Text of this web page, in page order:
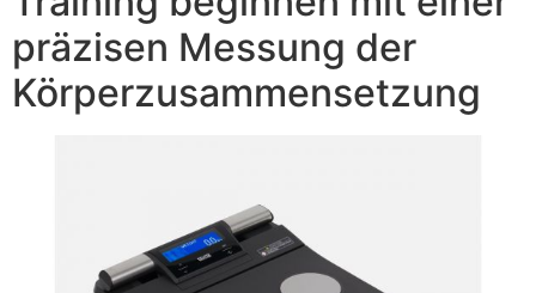
präzisen Messung der
Körperzusammensetzung